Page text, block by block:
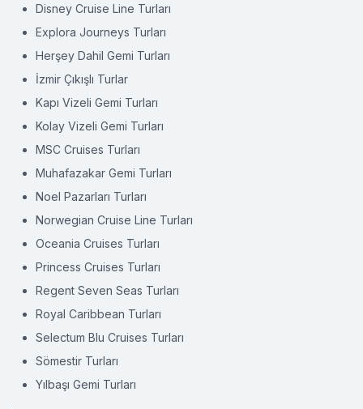
Disney Cruise Line Turları
Explora Journeys Turları
Herşey Dahil Gemi Turları
İzmir Çıkışlı Turlar
Kapı Vizeli Gemi Turları
Kolay Vizeli Gemi Turları
MSC Cruises Turları
Muhafazakar Gemi Turları
Noel Pazarları Turları
Norwegian Cruise Line Turları
Oceania Cruises Turları
Princess Cruises Turları
Regent Seven Seas Turları
Royal Caribbean Turları
Selectum Blu Cruises Turları
Sömestir Turları
Yılbaşı Gemi Turları